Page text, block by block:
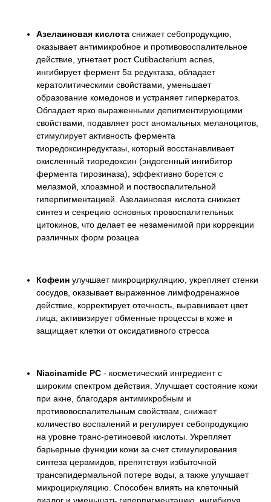
Азелаиновая кислота снижает себопродукцию,
оказывает антимикробное и противовоспалительное
действие, угнетает рост Cutibacterium acnes,
ингибирует фермент 5а редуктаза, обладает
кератолитическими свойствами, уменьшает
образование комедонов и устраняет гиперкератоз.
Обладает ярко выраженными депигментирующими
свойствами, подавляет рост аномальных меланоцитов,
стимулирует активность фермента
тиоредоксинредуктазы, который восстанавливает
окисленный тиоредоксин (эндогенный ингибитор
фермента тирозиназа), эффективно борется с
мелазмой, хлоазмной и поствоспалительной
гиперпигментацией. Азелаиновая кислота снижает
синтез и секрецию основных провоспалительных
цитокинов, что делает ее незаменимой при коррекции
различных форм розацеа
Кофеин улучшает микроциркуляцию, укрепляет стенки
сосудов, оказывает выраженное лимфодренажное
действие, корректирует отечность, выравнивает цвет
лица, активизирует обменные процессы в коже и
защищает клетки от оксидативного стресса
Niacinamide PC - косметический ингредиент с
широким спектром действия. Улучшает состояние кожи
при акне, благодаря антимикробным и
противовоспалительным свойствам, снижает
количество воспалений и регулирует себопродукцию
на уровне транс-ретиноевой кислоты. Укрепляет
барьерные функции кожи за счет стимулирования
синтеза церамидов, препятствуя избыточной
трансэпидермальной потере воды, а также улучшает
микроциркуляцию. Способен влиять на клеточный